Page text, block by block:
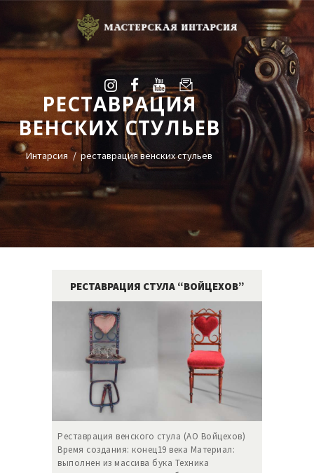
РЕСТАВРАЦИЯ
ВЕНСКИХ СТУЛЬЕВ
Интарсия реставрация венских стульев
УСЛУГИ
ГАЛЕРЕЯ
ОЦЕНКА
О НАС
БЛОГ
КОНТАКТЫ
Viber
РЕСТАВРАЦИЯ СТУЛА “ВОЙЦЕХОВ”
Реставрация венского стула (АО Войцехов)
Время создания: конец19 века Материал:
выполнен из массива бука Техника